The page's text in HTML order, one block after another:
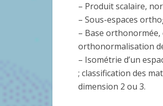
– Produit scalaire,
– Sous-espaces
– Base orthonormée,
orthonormalisation
– Isométrie d’un
; classification des
dimension 2 ou 3.